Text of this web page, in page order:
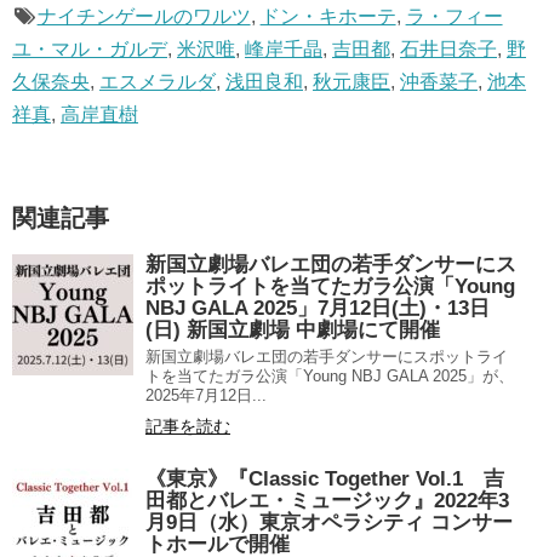
ナイチンゲールのワルツ, ドン・キホーテ, ラ・フィー
ユ・マル・ガルデ, 米沢唯, 峰岸千晶, 吉田都, 石井日奈子, 野
久保奈央, エスメラルダ, 浅田良和, 秋元康臣, 沖香菜子, 池本
祥真, 高岸直樹
関連記事
新国立劇場バレエ団の若手ダンサーにス
ポットライトを当てたガラ公演「Young
NBJ GALA 2025」7月12日(土)・13日
(日) 新国立劇場 中劇場にて開催
新国立劇場バレエ団の若手ダンサーにスポットライ
トを当てたガラ公演「Young NBJ GALA 2025」が、
2025年7月12日...
記事を読む
《東京》『Classic Together Vol.1 吉
田都とバレエ・ミュージック』2022年3
月9日（水）東京オペラシティ コンサー
トホールで開催